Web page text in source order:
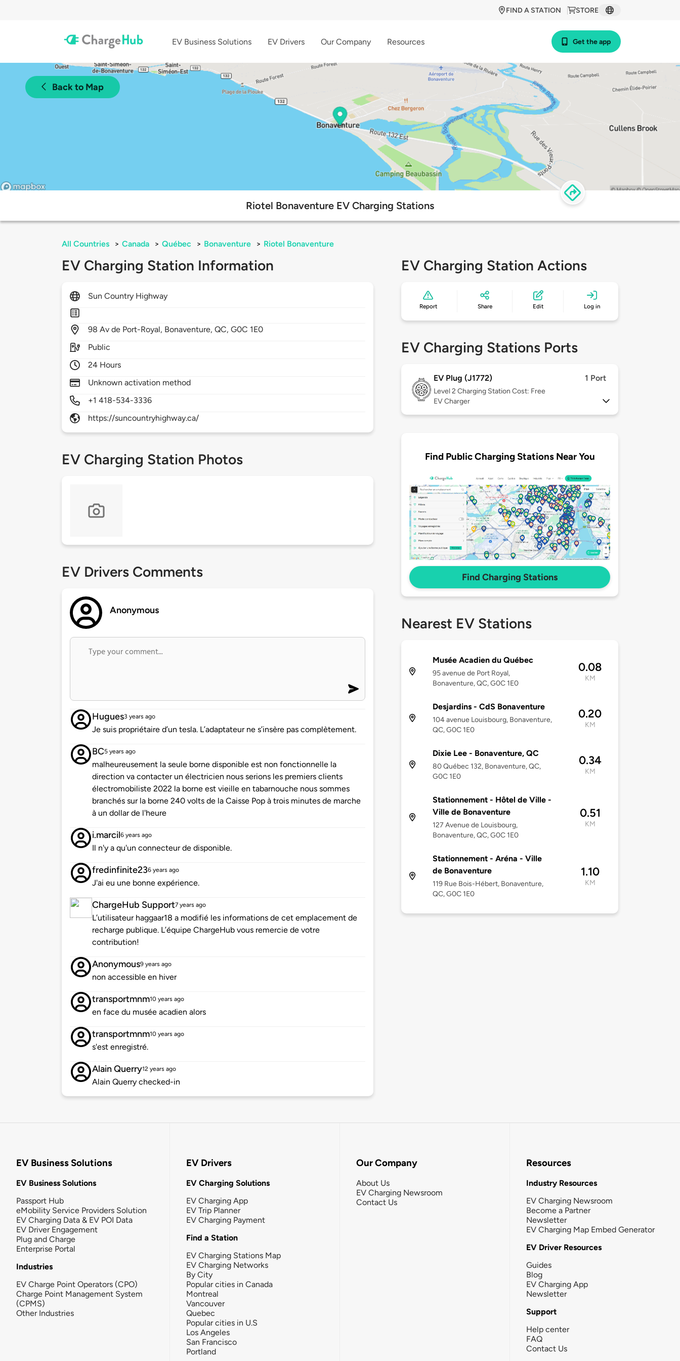
STORE
FIND A STATION
EV Business Solutions EV Drivers Our Company Resources Get the app
Back to Map
Riotel Bonaventure EV Charging Stations
All Countries > Canada > Québec > Bonaventure > Riotel Bonaventure
EV Charging Station Information
Sun Country Highway
98Av de Port-Royal, Bonaventure,QC,G0C 1E0
Public
24 Hours
Unknown activation method
+1 418-534-3336
https://suncountryhighway.ca/
EV Charging Station Photos
EV Drivers Comments
Anonymous
Hugues3 years ago
Je suis propriétaire d’un tesla. L’adaptateur ne s’insère pas complètement.
BC5 years ago
malheureusement la seule borne disponible est non fonctionnelle la
direction va contacter un électricien nous serions les premiers clients
électromobiliste 2022 la borne est vieille en tabarnouche nous sommes
branchés sur la borne 240 volts de la Caisse Pop à trois minutes de marche
à un dollar de l'heure
i.marcil6 years ago
Il n'y a qu'un connecteur de disponible.
fredinfinite236 years ago
J'ai eu une bonne expérience.
ChargeHub Support7 years ago
L’utilisateur haggaar18 a modifié les informations de cet emplacement de
recharge publique. L’équipe ChargeHub vous remercie de votre
contribution!
Anonymous9 years ago
non accessible en hiver
transportmnm10 years ago
en face du musée acadien alors
transportmnm10 years ago
s'est enregistré.
Alain Querry12 years ago
Alain Querry checked-in
EV Charging Station Actions
Report Share Edit Log in
EV Charging Stations Ports
EV Plug (J1772) 1 Port
Level 2 Charging Station Cost: Free
EV Charger
Find Public Charging Stations Near You
Find Charging Stations
Nearest EV Stations
Musée Acadien du Québec
95 avenue de Port Royal,
Bonaventure, QC, G0C 1E0
0.08
KM
Desjardins - CdS Bonaventure
104 avenue Louisbourg, Bonaventure,
QC, G0C 1E0
0.20
KM
Dixie Lee - Bonaventure, QC
80 Québec 132, Bonaventure, QC,
G0C 1E0
0.34
KM
Stationnement - Hôtel de Ville -
Ville de Bonaventure
127 Avenue de Louisbourg,
Bonaventure, QC, G0C 1E0
0.51
KM
Stationnement - Aréna - Ville
de Bonaventure
119 Rue Bois-Hébert, Bonaventure,
QC, G0C 1E0
1.10
KM
EV Business Solutions
EV Business Solutions
Passport Hub
eMobility Service Providers Solution
EV Charging Data & EV POI Data
EV Driver Engagement
Plug and Charge
Enterprise Portal
Industries
EV Charge Point Operators (CPO)
Charge Point Management System
(CPMS)
Other Industries
EV Drivers
EV Charging Solutions
EV Charging App
EV Trip Planner
EV Charging Payment
Find a Station
EV Charging Stations Map
EV Charging Networks
By City
Popular cities in Canada
Montreal
Vancouver
Quebec
Popular cities in U.S
Los Angeles
San Francisco
Portland
Our Company
About Us
EV Charging Newsroom
Contact Us
Resources
Industry Resources
EV Charging Newsroom
Become a Partner
Newsletter
EV Charging Map Embed Generator
EV Driver Resources
Guides
Blog
EV Charging App
Newsletter
Support
Help center
FAQ
Contact Us